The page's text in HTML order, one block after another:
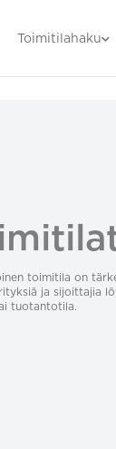
Toimitilahaku
toimitila on
ja sijoittajia
tuotantotila.